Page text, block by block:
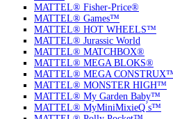
MATTEL® Fisher-Price®
MATTEL® Games™
MATTEL® HOT WHEELS™
MATTEL® Jurassic World
MATTEL® MATCHBOX®
MATTEL® MEGA BLOKS®
MATTEL® MEGA
MATTEL® MONSTER HIGH™
MATTEL® My Garden Baby™
MATTEL® MyMiniMixieQ ́s™